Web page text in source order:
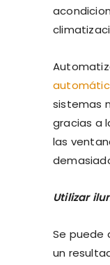
sistemas
gracias a
las
Utilizar
Se puede
un